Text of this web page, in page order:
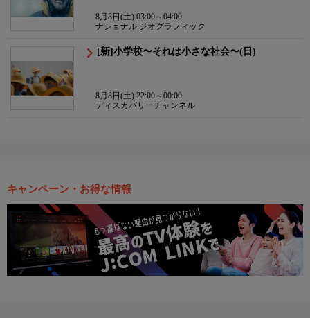
8月8日(土) 03:00～04:00
ナショナル ジオグラフィック
[新]小学校〜それは小さな社会〜(日)
8月8日(土) 22:00～00:00
ディスカバリーチャンネル
キャンペーン・お得な情報